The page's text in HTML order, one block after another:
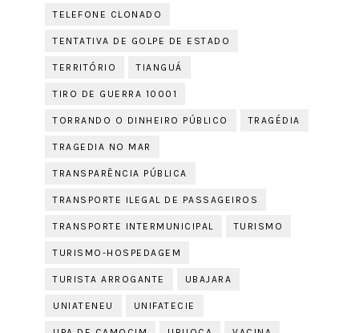
TELEFONE CLONADO
TENTATIVA DE GOLPE DE ESTADO
TERRITÓRIO TIANGUÁ
TIRO DE GUERRA 10001
TORRANDO O DINHEIRO PÚBLICO TRAGÉDIA
TRAGEDIA NO MAR
TRANSPARÊNCIA PÚBLICA
TRANSPORTE ILEGAL DE PASSAGEIROS
TRANSPORTE INTERMUNICIPAL TURISMO
TURISMO-HOSPEDAGEM
TURISTA ARROGANTE UBAJARA
UNIATENEU UNIFATECIE